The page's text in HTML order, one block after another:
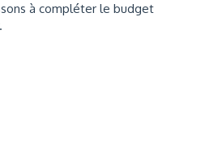
à compléter le budget